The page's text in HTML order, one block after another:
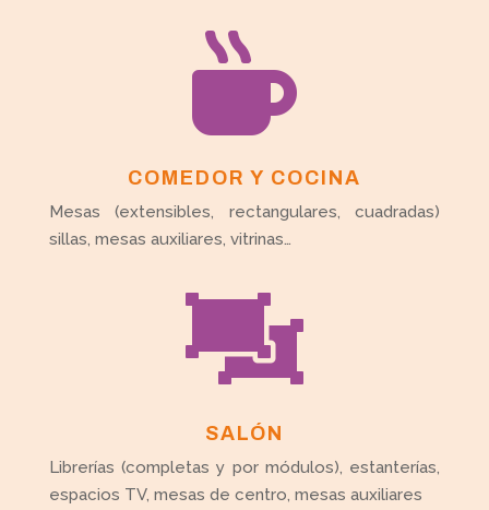

COMEDOR Y COCINA
Mesas (extensibles, rectangulares, cuadradas)
sillas, mesas auxiliares, vitrinas…

SALÓN
Librerías (completas y por módulos), estanterías,
espacios TV, mesas de centro, mesas auxiliares